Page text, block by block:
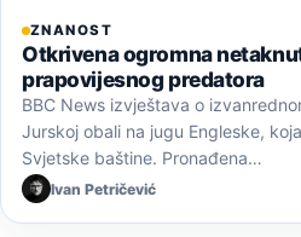
ZNANOST
Otkrivena ogromna
prapovijesnog predatora
BBC News izvještava o
Jurskoj obali na jugu Engleske,
Svjetske baštine. Pronađena…
Ivan Petričević